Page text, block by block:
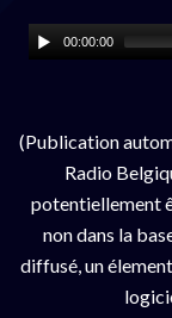
00:00:00
(Publication
Radio
potentiellement
non dans la
diffusé, un